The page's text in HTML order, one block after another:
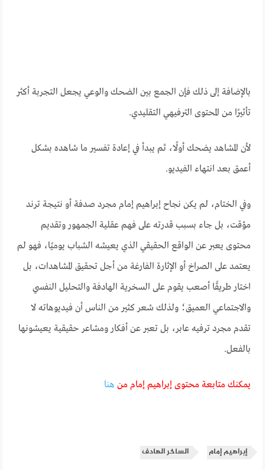
بالإضافة إلى ذلك فإن الجمع بين الضحك والوعي يجعل التجربة أكثر
تأثيرًا من المحتوى الترفيهي التقليدي.
لأن المشاهد يضحك أولًا، ثم يبدأ في إعادة تفسير ما شاهده بشكل
أعمق بعد انتهاء الفيديو.
وفي الختام، لم يكن نجاح إبراهيم إمام مجرد صدفة أو نتيجة ترند
مؤقت، بل جاء بسبب قدرته على فهم عقلية الجمهور وتقديم
محتوى يعبر عن الواقع الحقيقي الذي يعيشه الشباب يوميًا، فهو لم
يعتمد على الصراخ أو الإثارة الفارغة من أجل تحقيق المشاهدات، بل
اختار طريقًا أصعب يقوم على السخرية الهادفة والتحليل النفسي
والاجتماعي العميق؛ ولذلك شعر كثير من الناس أن فيديوهاته لا
تقدم مجرد ترفيه عابر، بل تعبر عن أفكار ومشاعر حقيقية يعيشونها
بالفعل.
يمكنك متابعة محتوى إبراهيم إمام من هنا
إبراهيم إمام الساخر الهادف